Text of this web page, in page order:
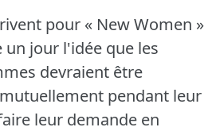
pour « New Women »
jour l'idée que les
devraient être
pendant leur
leur demande en